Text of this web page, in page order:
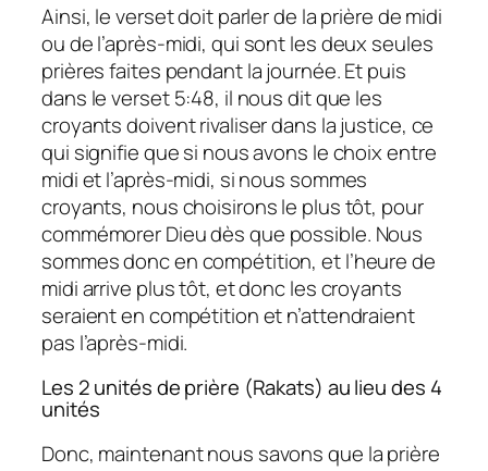
Ainsi, le verset doit parler de la prière de midi
ou de l’après-midi, qui sont les deux seules
prières faites pendant la journée. Et puis
dans le verset 5:48, il nous dit que les
croyants doivent rivaliser dans la justice, ce
qui signifie que si nous avons le choix entre
midi et l’après-midi, si nous sommes
croyants, nous choisirons le plus tôt, pour
commémorer Dieu dès que possible. Nous
sommes donc en compétition, et l’heure de
midi arrive plus tôt, et donc les croyants
seraient en compétition et n’attendraient
pas l’après-midi.
Les 2 unités de prière (Rakats) au lieu des 4
unités
Donc, maintenant nous savons que la prière